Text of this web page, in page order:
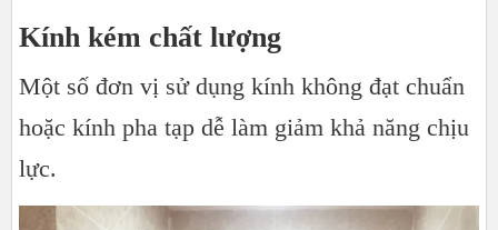
Kính kém chất lượng
Một số đơn vị sử dụng kính không đạt chuẩn
hoặc kính pha tạp dễ làm giảm khả năng chịu
lực.